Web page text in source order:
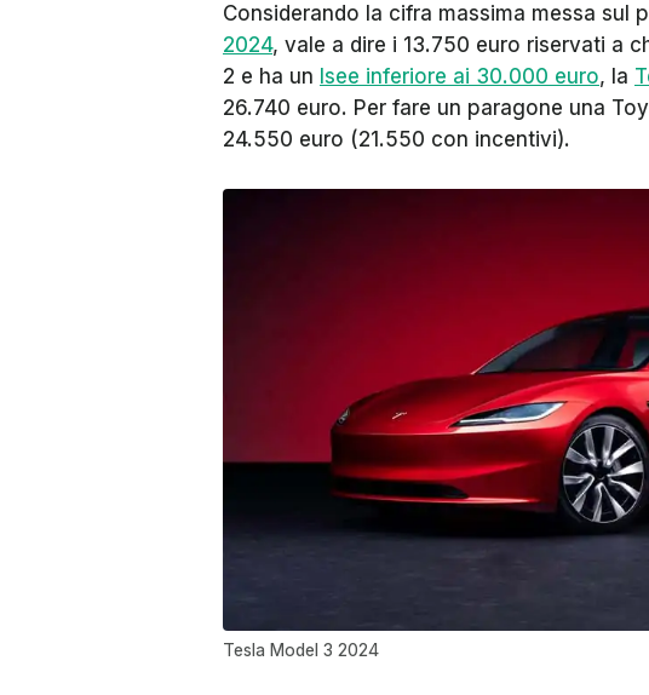
Considerando la cifra massima messa sul
2024, vale a dire i 13.750 euro riservati a
2 e ha un Isee inferiore ai 30.000 euro, la
26.740 euro. Per fare un paragone una
24.550 euro (21.550 con incentivi).
Tesla Model 3 2024